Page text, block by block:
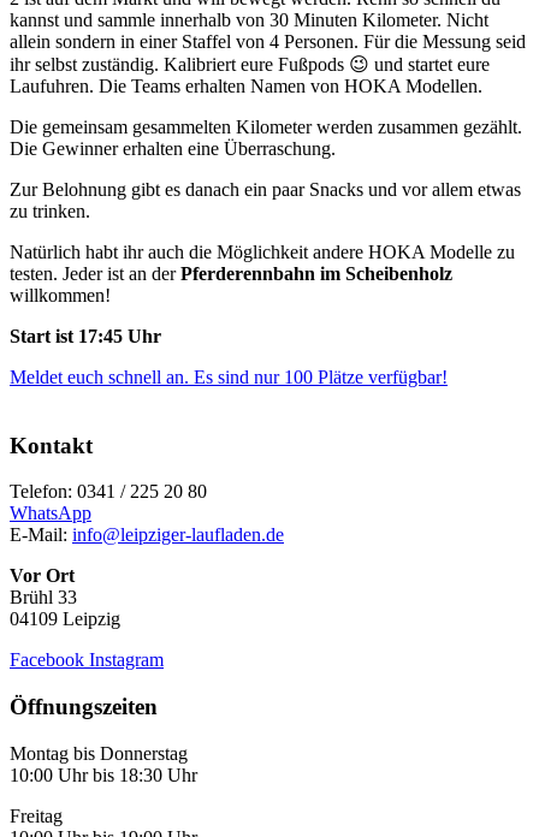
kannst und sammle innerhalb von 30 Minuten Kilometer. Nicht
allein sondern in einer Staffel von 4 Personen. Für die Messung seid
ihr selbst zuständig. Kalibriert eure Fußpods 😉 und startet eure
Laufuhren. Die Teams erhalten Namen von HOKA Modellen.
Die gemeinsam gesammelten Kilometer werden zusammen gezählt.
Die Gewinner erhalten eine Überraschung.
Zur Belohnung gibt es danach ein paar Snacks und vor allem etwas
zu trinken.
Natürlich habt ihr auch die Möglichkeit andere HOKA Modelle zu
testen. Jeder ist an derPferderennbahn im Scheibenholz
willkommen!
Start ist 17:45 Uhr
Meldet euch schnell an. Es sind nur 100 Plätze verfügbar!
Kontakt
Telefon: 0341 / 225 20 80
WhatsApp
E-Mail: info@leipziger-laufladen.de
Vor Ort
Brühl 33
04109 Leipzig
Facebook Instagram
Öffnungszeiten
Montag bis Donnerstag
10:00 Uhr bis 18:30 Uhr
Freitag